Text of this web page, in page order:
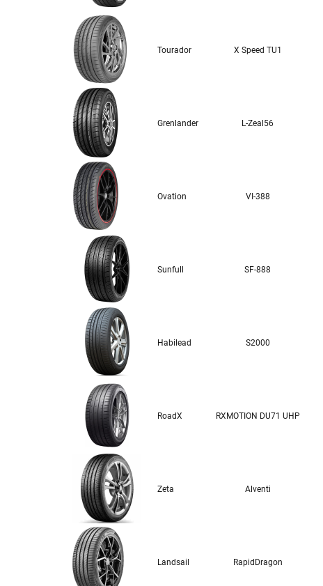
Tourador X Speed TU1
Grenlander L-Zeal56
Ovation VI-388
Sunfull SF-888
Habilead S2000
RoadX RXMOTION DU71 UHP
Zeta Alventi
Landsail RapidDragon